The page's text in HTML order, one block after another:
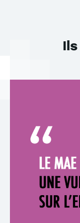
reconnus et des
comme à
Une formation
Strasbourg,
nationaux de
excellence